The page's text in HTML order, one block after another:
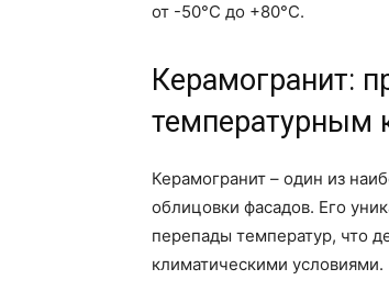
от -50°C до +80°C.
Керамогранит:
температурным
Керамогранит – один из
облицовки фасадов. Его
перепады температур, что
климатическими условиями.